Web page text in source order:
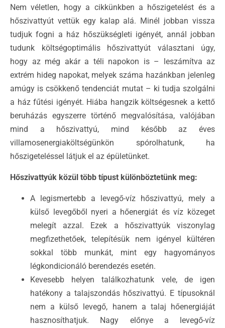
Nem véletlen, hogy a cikkünkben a hőszigetelést és a
hőszivattyút vettük egy kalap alá. Minél jobban vissza
tudjuk fogni a ház hőszükségleti igényét, annál jobban
tudunk költségoptimális hőszivattyút választani úgy,
hogy az még akár a téli napokon is – leszámítva az
extrém hideg napokat, melyek száma hazánkban jelenleg
amúgy is csökkenő tendenciát mutat – ki tudja szolgálni
a ház fűtési igényét. Hiába hangzik költségesnek a kettő
beruházás egyszerre történő megvalósítása, valójában
mind a hőszivattyú, mind később az éves
villamosenergiaköltségünkön spórolhatunk, ha
hőszigeteléssel látjuk el az épületünket.
Hőszivattyúk közül több típust különböztetünk meg:
A legismertebb a levegő-víz hőszivattyú, mely a
külső levegőből nyeri a hőenergiát és víz közeget
melegít azzal. Ezek a hőszivattyúk viszonylag
megfizethetőek, telepítésük nem igényel kültéren
sokkal több munkát, mint egy hagyományos
légkondicionáló berendezés esetén.
Kevesebb helyen találkozhatunk vele, de igen
hatékony a talajszondás hőszivattyú. E típusoknál
nem a külső levegő, hanem a talaj hőenergiáját
hasznosíthatjuk. Nagy előnye a levegő-víz